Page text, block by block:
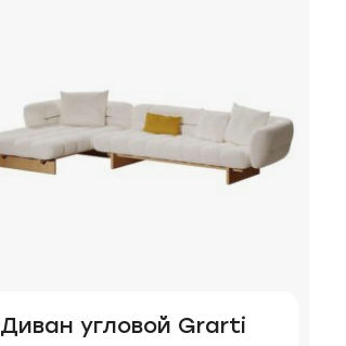
Диван угловой Grarti